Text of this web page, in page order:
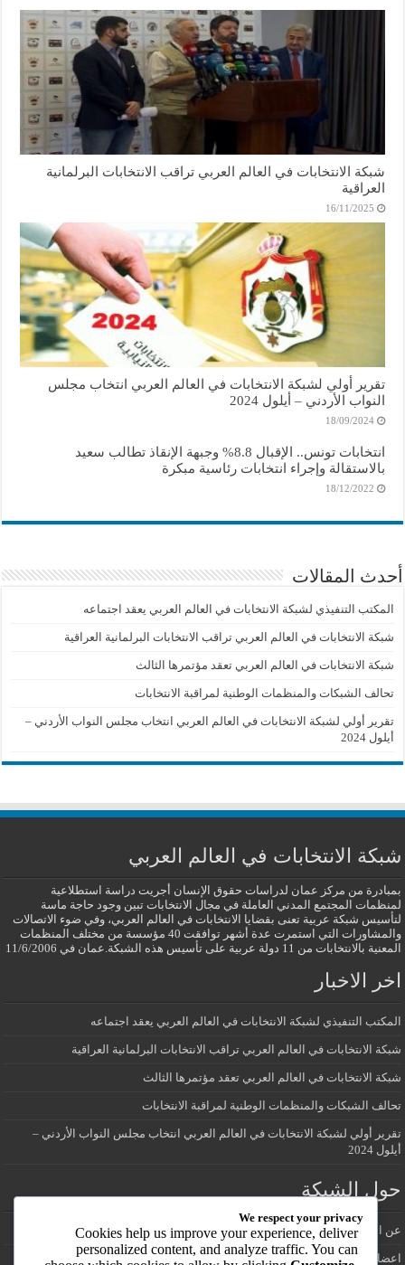
شبكة الانتخابات في العالم العربي تراقب الانتخابات البرلمانية
العراقية
16/11/2025
تقرير أولي لشبكة الانتخابات في العالم العربي انتخاب مجلس
النواب الأردني – أيلول 2024
18/09/2024
انتخابات تونس.. الإقبال 8.8% وجبهة الإنقاذ تطالب سعيد
بالاستقالة وإجراء انتخابات رئاسية مبكرة
18/12/2022
أحدث المقالات
المكتب التنفيذي لشبكة الانتخابات في العالم العربي يعقد اجتماعه
شبكة الانتخابات في العالم العربي تراقب الانتخابات البرلمانية العراقية
شبكة الانتخابات في العالم العربي تعقد مؤتمرها الثالث
تحالف الشبكات والمنظمات الوطنية لمراقبة الانتخابات
تقرير أولي لشبكة الانتخابات في العالم العربي انتخاب مجلس النواب الأردني –
أيلول 2024
شبكة الانتخابات في العالم العربي
بمبادرة من مركز عمان لدراسات حقوق الإنسان أجريت دراسة استطلاعية
لمنظمات المجتمع المدني العاملة في مجال الانتخابات تبين وجود حاجة ماسة
لتأسيس شبكة عربية تعنى بقضايا الانتخابات في العالم العربي، وفي ضوء الاتصالات
والمشاورات التي استمرت عدة أشهر توافقت 40 مؤسسة من مختلف المنظمات
المعنية بالانتخابات من 11 دولة عربية على تأسيس هذه الشبكة.عمان في 11/6/2006
اخر الاخبار
المكتب التنفيذي لشبكة الانتخابات في العالم العربي يعقد اجتماعه
شبكة الانتخابات في العالم العربي تراقب الانتخابات البرلمانية العراقية
شبكة الانتخابات في العالم العربي تعقد مؤتمرها الثالث
تحالف الشبكات والمنظمات الوطنية لمراقبة الانتخابات
تقرير أولي لشبكة الانتخابات في العالم العربي انتخاب مجلس النواب الأردني –
أيلول 2024
حول الشبكة
عن الشبكة
اعضاء شبكة الانتخابات في العالم العربي
We respect your privacy
Cookies help us improve your experience, deliver
personalized content, and analyze traffic. You can